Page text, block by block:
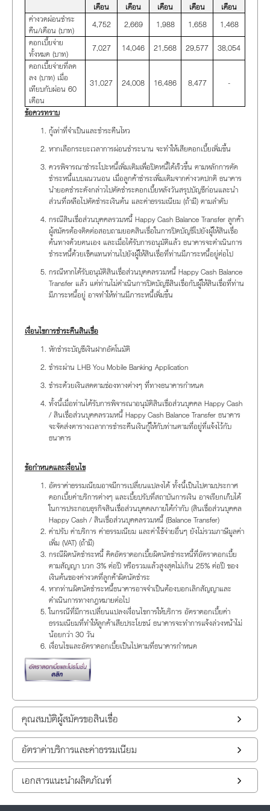
เดือน
เดือน
เดือน
เดือน
เดือน
ค่างวดผ่อนชำระ
คืน/เดือน (บาท)
4,752 2,669 1,988 1,658
1,468
ดอกเบี้ยจ่าย
ทั้งหมด (บาท)
7,027 14,046 21,568 29,577
38,054
ดอกเบี้ยจ่ายที่ลด
ลง (บาท) เมื่อ
เทียบกับผ่อน 60
เดือน
31,027 24,008 16,486 8,477 -
ข้อควรทราบ
กู้เท่าที่จำเป็นและชำระคืนไหว
หากเลือกระยะเวลาการผ่อนชำระนาน จะทำให้เสียดอกเบี้ยเพิ่มขึ้น
ควรพิจารณาชำระโปะหนี้เพิ่มเติมเพื่อปิดหนี้ได้เร็วขึ้น ตามหลักการตัด
ชำระหนี้แบบแนวนอน เมื่อลูกค้าชำระเพิ่มเติมจากค่างวดปกติ ธนาคาร
นำยอดชำระดังกล่าวไปตัดชำระดอกเบี้ยหลังวันสรุปบัญชีก่อนและนำ
ส่วนที่เหลือไปตัดชำระเงินต้น และค่าธรรมเนียม (ถ้ามี) ตามลำดับ
กรณีสินเชื่อส่วนบุคคลรวมหนี้ Happy Cash Balance Transfer ลูกค้า
ผู้สมัครต้องติดต่อสอบถามยอดสินเชื่อในการปิดบัญชีไปยังผู้ให้สินเชื่อ
ต้นทางด้วยตนเอง และเมื่อได้รับการอนุมัติแล้ว ธนาคารจะดำเนินการ
ชำระหนี้ด้วยเช็คแทนท่านไปยังผู้ให้สินเชื่อที่ท่านมีภาระหนี้อยู่ต่อไป
กรณีหากได้รับอนุมัติสินเชื่อส่วนบุคคลรวมหนี้ Happy Cash Balance
Transfer แล้ว แต่ท่านไม่ดำเนินการปิดบัญชีสินเชื่อกับผู้ให้สินเชื่อที่ท่าน
มีภาระหนี้อยู่ อาจทำให้ท่านมีภาระหนี้เพิ่มขึ้น
เงื่อนไขการชำระคืนสินเชื่อ
หักชำระบัญชีเงินฝากอัตโนมัติ
ชำระผ่าน LHB You Mobile Banking Application
ชำระด้วยเงินสดตามช่องทางต่างๆ ที่ทางธนาคารกำหนด
ทั้งนี้เมื่อท่านได้รับการพิจารณาอนุมัติสินเชื่อส่วนบุคคล Happy Cash
/ สินเชื่อส่วนบุคคลรวมหนี้ Happy Cash Balance Transfer ธนาคาร
จะจัดส่งตารางเวลาการชำระคืนเงินกู้ให้กับท่านตามที่อยู่ที่แจ้งไว้กับ
ธนาคาร
ข้อกำหนดและเงื่อนไข
อัตราค่าธรรมเนียมอาจมีการเปลี่ยนแปลงได้ ทั้งนี้เป็นไปตามประกาศ
ดอกเบี้ยค่าบริการต่างๆ และเบี้ยปรับที่สถาบันการเงิน อาจเรียกเก็บได้
ในการประกอบธุรกิจสินเชื่อส่วนบุคคลภายใต้กำกับ (สินเชื่อส่วนบุคคล
Happy Cash / สินเชื่อส่วนบุคคลรวมหนี้ (Balance Transfer)
ค่าปรับ ค่าบริการ ค่าธรรมเนียม และค่าใช้จ่ายอื่นๆ ยังไม่รวมภาษีมูลค่า
เพิ่ม (VAT) (ถ้ามี)
กรณีผิดนัดชำระหนี้ คิดอัตราดอกเบี้ยผิดนัดชำระหนี้ที่อัตราดอกเบี้ย
ตามสัญญา บวก 3% ต่อปี หรือรวมแล้วสูงสุดไม่เกิน 25% ต่อปี ของ
เงินต้นของค่างวดที่ลูกค้าผิดนัดชำระ
หากท่านผิดนัดชำระหนี้ธนาคารอาจจำเป็นต้องบอกเลิกสัญญาและ
ดำเนินการทางกฎหมายต่อไป
ในกรณีที่มีการเปลี่ยนแปลงเงื่อนไขการให้บริการ อัตราดอกเบี้ยค่า
ธรรมเนียมที่ทำให้ลูกค้าเสียประโยชน์ ธนาคารจะทำการแจ้งล่วงหน้าไม่
น้อยกว่า 30 วัน
เงื่อนไขและอัตราดอกเบี้ยเป็นไปตามที่ธนาคารกำหนด
คุณสมบัติผู้สมัครขอสินเชื่อ
อัตราค่าบริการและค่าธรรมเนียม
เอกสารแนะนำผลิตภัณฑ์